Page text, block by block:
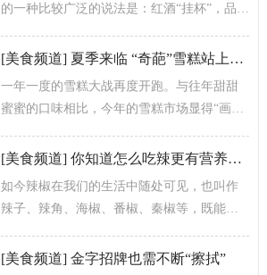
的一种比较广泛的说法是：红酒“挂杯”，品质
下的酒痕。那么这种判断方法...
[美食频道] 夏季来临 “奇葩”雪糕站上新风口
一年一度的雪糕大战再度开跑。与往年甜甜
蜜蜜的口味相比，今年的雪糕市场显得“画风
牛奶、竹香粽子、螃蟹肥了……各种...
[美食频道] 你知道怎么吃辣更有营养吗？
如今辣椒在我们的生活中随处可见，也叫作
辣子、辣角、海椒、番椒、秦椒等，既能作
种菜品的调味。我国四川、湖南、贵州、...
[美食频道] 金字招牌也需不断“擦拭”